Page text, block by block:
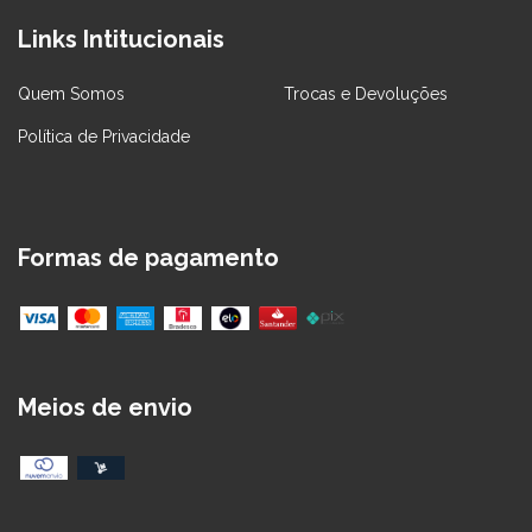
Links Intitucionais
Quem Somos Trocas e Devoluções
Política de Privacidade
Formas de pagamento
Meios de envio